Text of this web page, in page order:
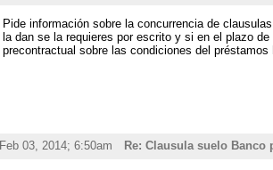
Pide información sobre la concurrencia de
la dan se la requieres por escrito y si en el plazo
precontractual sobre las condiciones del
Feb 03, 2014; 6:50am Re: Clausula suelo Banco